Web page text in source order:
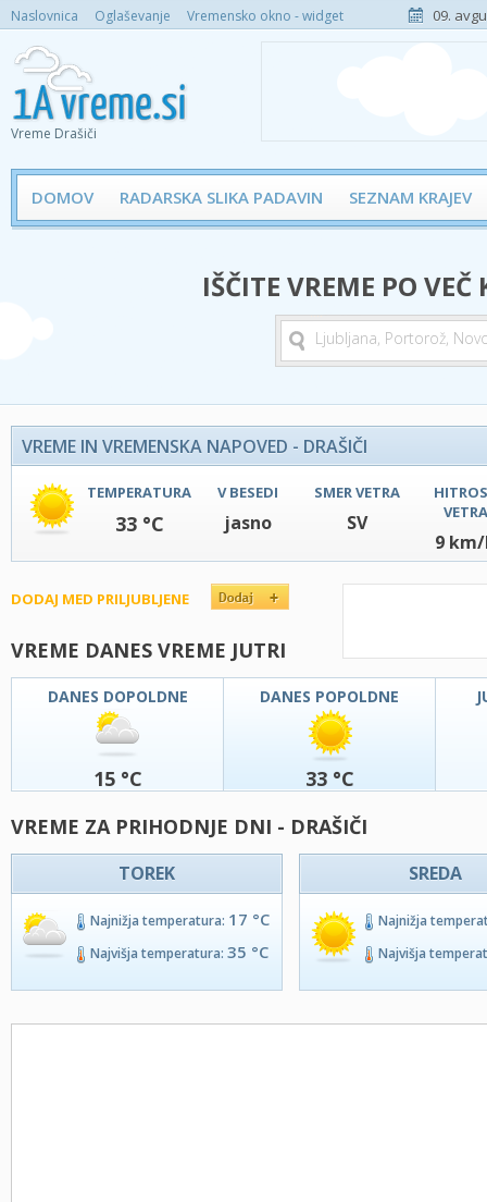
Naslovnica Oglaševanje Vremensko okno - widget 09.
Vreme Drašiči
DOMOV RADARSKA SLIKA PADAVIN SEZNAM KRAJEV
IŠČITE VREME PO
VREME IN VREMENSKA NAPOVED - DRAŠIČI
TEMPERATURA
33 °C
V BESEDI
jasno
SMER VETRA
SV
VETRA
9
DODAJ MED PRILJUBLJENE
VREME DANES VREME JUTRI
DANES DOPOLDNE
15 °C
DANES POPOLDNE
33 °C
VREME ZA PRIHODNJE DNI - DRAŠIČI
TOREK
Najnižja temperatura: 17 °C
Najvišja temperatura: 35 °C
SREDA
Najnižja
Najvišja